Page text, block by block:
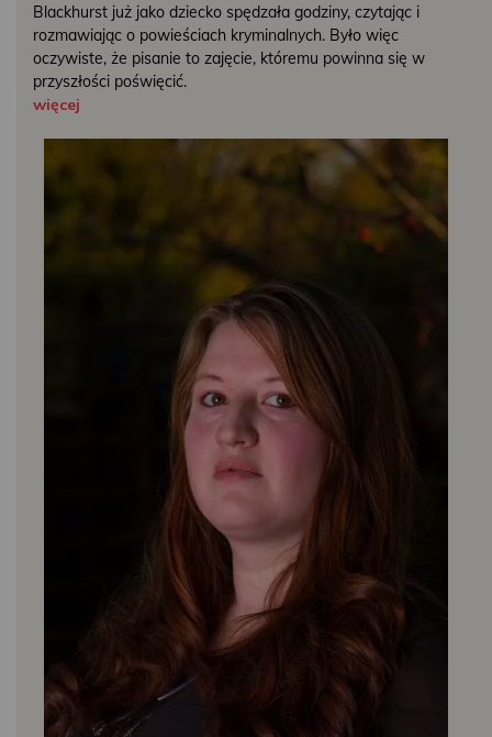
Blackhurst już jako dziecko spędzała godziny, czytając i
rozmawiając o powieściach kryminalnych. Było więc
oczywiste, że pisanie to zajęcie, któremu powinna się w
przyszłości poświęcić.
więcej